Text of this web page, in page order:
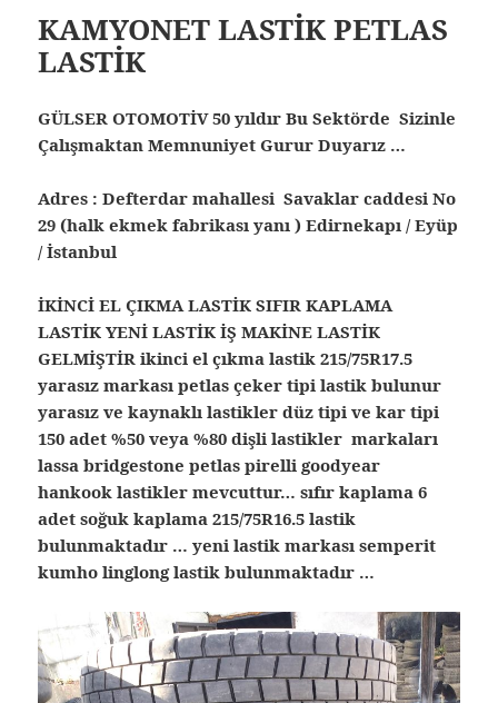
KAMYONET LASTİK PETLAS
LASTİK
GÜLSER OTOMOTİV 50 yıldır Bu Sektörde Sizinle
Çalışmaktan Memnuniyet Gurur Duyarız …
Adres : Defterdar mahallesi Savaklar caddesi No
29 (halk ekmek fabrikası yanı ) Edirnekapı / Eyüp
/ İstanbul
İKİNCİ EL ÇIKMA LASTİK SIFIR KAPLAMA
LASTİK YENİ LASTİK İŞ MAKİNE LASTİK
GELMİŞTİR ikinci el çıkma lastik 215/75R17.5
yarasız markası petlas çeker tipi lastik bulunur
yarasız ve kaynaklı lastikler düz tipi ve kar tipi
150 adet %50 veya %80 dişli lastikler markaları
lassa bridgestone petlas pirelli goodyear
hankook lastikler mevcuttur… sıfır kaplama 6
adet soğuk kaplama 215/75R16.5 lastik
bulunmaktadır … yeni lastik markası semperit
kumho linglong lastik bulunmaktadır …